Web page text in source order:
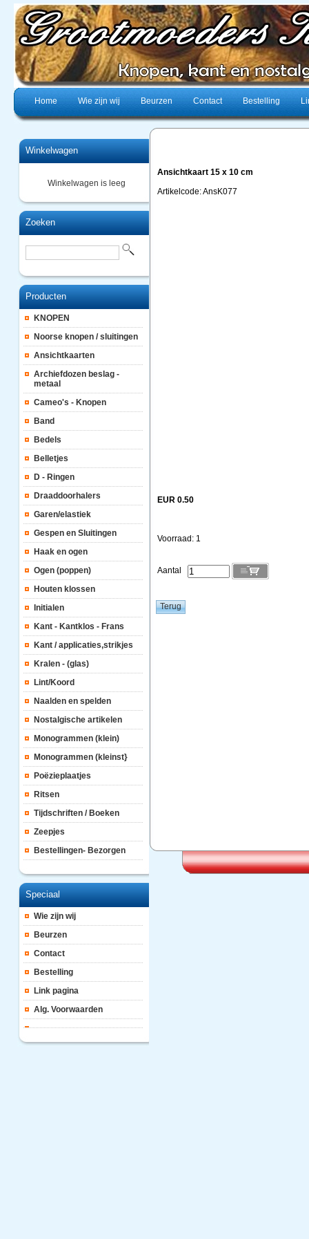
Home Wie zijn wij Beurzen Contact Bestelling
Winkelwagen
Winkelwagen is leeg
Zoeken
Producten
KNOPEN
Noorse knopen / sluitingen
Ansichtkaarten
Archiefdozen beslag -
metaal
Cameo's - Knopen
Band
Bedels
Belletjes
D - Ringen
Draaddoorhalers
Garen/elastiek
Gespen en Sluitingen
Haak en ogen
Ogen (poppen)
Houten klossen
Initialen
Kant - Kantklos - Frans
Kant / applicaties,strikjes
Kralen - (glas)
Lint/Koord
Naalden en spelden
Nostalgische artikelen
Monogrammen (klein)
Monogrammen (kleinst}
Poëzieplaatjes
Ritsen
Tijdschriften / Boeken
Zeepjes
Bestellingen- Bezorgen
Speciaal
Wie zijn wij
Beurzen
Contact
Bestelling
Link pagina
Alg. Voorwaarden
Ansichtkaart 15 x 10 cm
Artikelcode: AnsK077
EUR 0.50
Voorraad: 1
Aantal